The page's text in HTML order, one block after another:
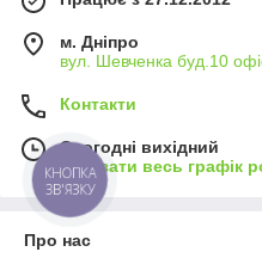
м. Дніпро
вул. Шевченка буд.10
Контакти
Сьогодні вихідний
Показати весь графік
Про нас
КНОПКА
ЗВ'ЯЗКУ